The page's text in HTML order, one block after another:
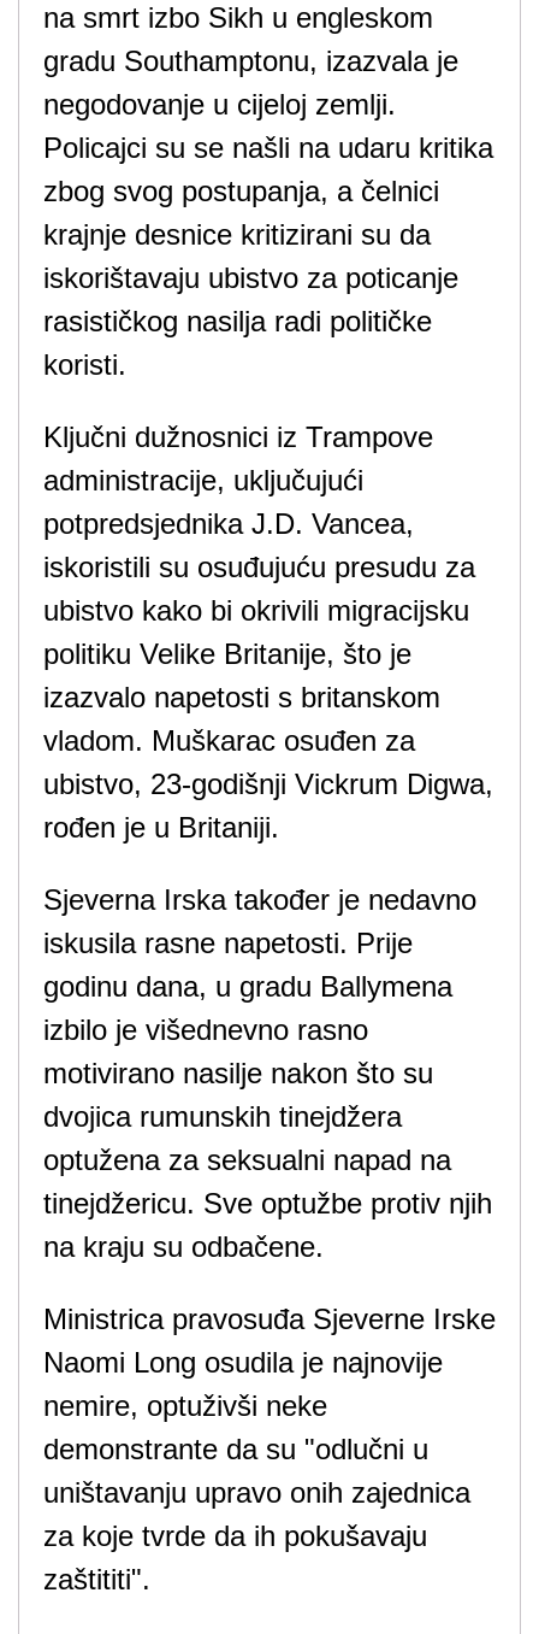
na smrt izbo Sikh u engleskom
gradu Southamptonu, izazvala je
negodovanje u cijeloj zemlji.
Policajci su se našli na udaru kritika
zbog svog postupanja, a čelnici
krajnje desnice kritizirani su da
iskorištavaju ubistvo za poticanje
rasističkog nasilja radi političke
koristi.
Ključni dužnosnici iz Trampove
administracije, uključujući
potpredsjednika J.D. Vancea,
iskoristili su osuđujuću presudu za
ubistvo kako bi okrivili migracijsku
politiku Velike Britanije, što je
izazvalo napetosti s britanskom
vladom. Muškarac osuđen za
ubistvo, 23-godišnji Vickrum Digwa,
rođen je u Britaniji.
Sjeverna Irska također je nedavno
iskusila rasne napetosti. Prije
godinu dana, u gradu Ballymena
izbilo je višednevno rasno
motivirano nasilje nakon što su
dvojica rumunskih tinejdžera
optužena za seksualni napad na
tinejdžericu. Sve optužbe protiv njih
na kraju su odbačene.
Ministrica pravosuđa Sjeverne Irske
Naomi Long osudila je najnovije
nemire, optuživši neke
demonstrante da su "odlučni u
uništavanju upravo onih zajednica
za koje tvrde da ih pokušavaju
zaštititi".